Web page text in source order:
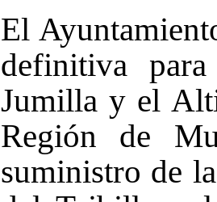
El
definitiva
Jumilla y el
Región de
suministro de